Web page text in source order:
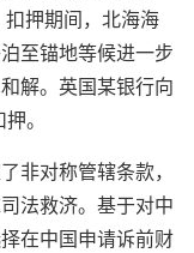
押期间，北海海
至锚地等候进一步
解。英国某银行向
。
对称管辖条款，
法救济。基于对中
在中国申请诉前财